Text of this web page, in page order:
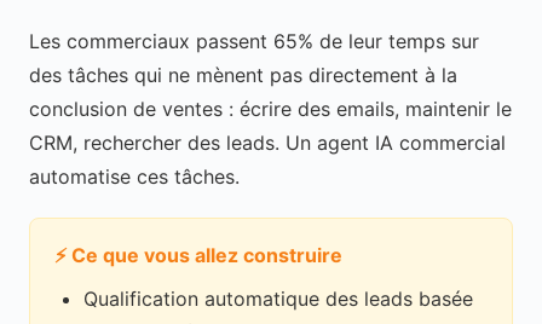
Les commerciaux passent 65% de leur temps sur
des tâches qui ne mènent pas directement à la
conclusion de ventes : écrire des emails, maintenir le
CRM, rechercher des leads. Un agent IA commercial
automatise ces tâches.
⚡ Ce que vous allez construire
Qualification automatique des leads basée